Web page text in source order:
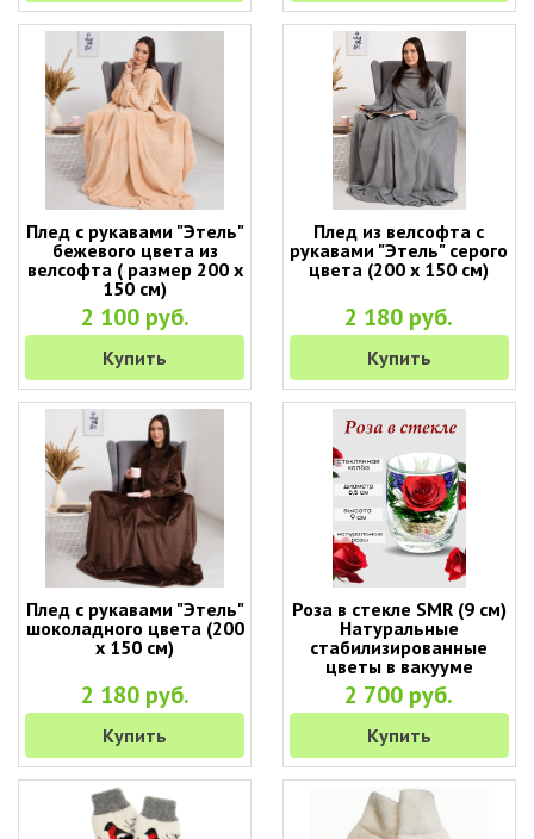
Плед с рукавами "Этель"
бежевого цвета из
велсофта ( размер 200 х
150 см)
2 100 руб.
Купить
Плед из велсофта с
рукавами "Этель" серого
цвета (200 х 150 см)
2 180 руб.
Купить
Плед с рукавами "Этель"
шоколадного цвета (200
х 150 см)
2 180 руб.
Купить
Роза в стекле SMR (9 см)
Натуральные
стабилизированные
цветы в вакууме
2 700 руб.
Купить